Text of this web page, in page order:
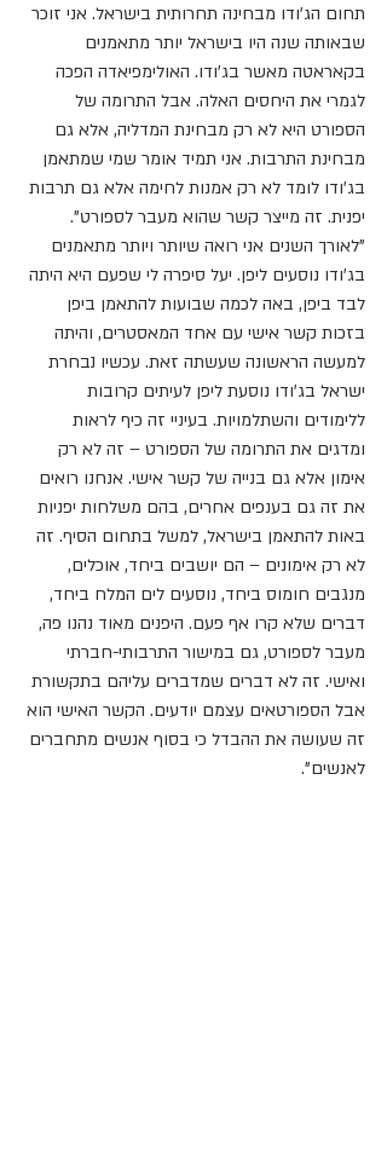
תחום הג'ודו מבחינה תחרותית בישראל. אני זוכר
שבאותה שנה היו בישראל יותר מתאמנים
בקאראטה מאשר בג'ודו. האולימפיאדה הפכה
לגמרי את היחסים האלה. אבל התרומה של
הספורט היא לא רק מבחינת המדליה, אלא גם
מבחינת התרבות. אני תמיד אומר שמי שמתאמן
בג'ודו לומד לא רק אמנות לחימה אלא גם תרבות
יפנית. זה מייצר קשר שהוא מעבר לספורט".
"לאורך השנים אני רואה שיותר ויותר מתאמנים
בג'ודו נוסעים ליפן. יעל סיפרה לי שפעם היא היתה
לבד ביפן, באה לכמה שבועות להתאמן ביפן
בזכות קשר אישי עם אחד המאסטרים, והיתה
למעשה הראשונה שעשתה זאת. עכשיו נבחרת
ישראל בג'ודו נוסעת ליפן לעיתים קרובות
ללימודים והשתלמויות. בעיניי זה כיף לראות
ומדגים את התרומה של הספורט – זה לא רק
אימון אלא גם בנייה של קשר אישי. אנחנו רואים
את זה גם בענפים אחרים, בהם משלחות יפניות
באות להתאמן בישראל, למשל בתחום הסיף. זה
לא רק אימונים – הם יושבים ביחד, אוכלים,
מנגבים חומוס ביחד, נוסעים לים המלח ביחד,
דברים שלא קרו אף פעם. היפנים מאוד נהנו פה,
מעבר לספורט, גם במישור התרבותי-חברתי
ואישי. זה לא דברים שמדברים עליהם בתקשורת
אבל הספורטאים עצמם יודעים. הקשר האישי הוא
זה שעושה את ההבדל כי בסוף אנשים מתחברים
לאנשים".